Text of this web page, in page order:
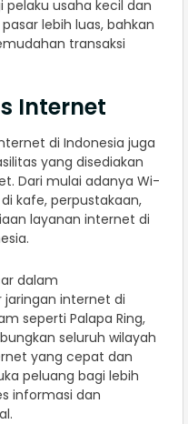
usaha kecil dan
lebih luas, bahkan
transaksi
Internet
di Indonesia juga
yang disediakan
Dari mulai adanya Wi-
kafe, perpustakaan,
layanan internet di
dalam
internet di
seperti Palapa Ring,
seluruh wilayah
yang cepat dan
peluang bagi lebih
informasi dan